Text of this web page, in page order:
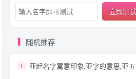
立即测试
随机推荐
1 亚起名字寓意印象,亚字的意思,亚五行